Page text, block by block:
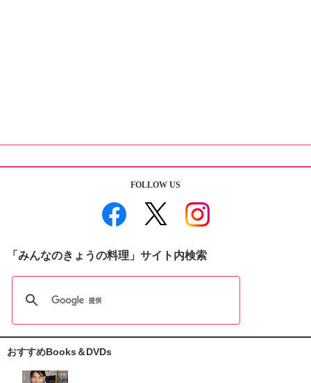
FOLLOW US
「みんなのきょうの料理」サイト内検索
おすすめBooks＆DVDs